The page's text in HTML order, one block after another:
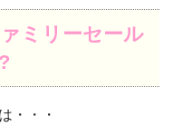
ミリーセール
・・・